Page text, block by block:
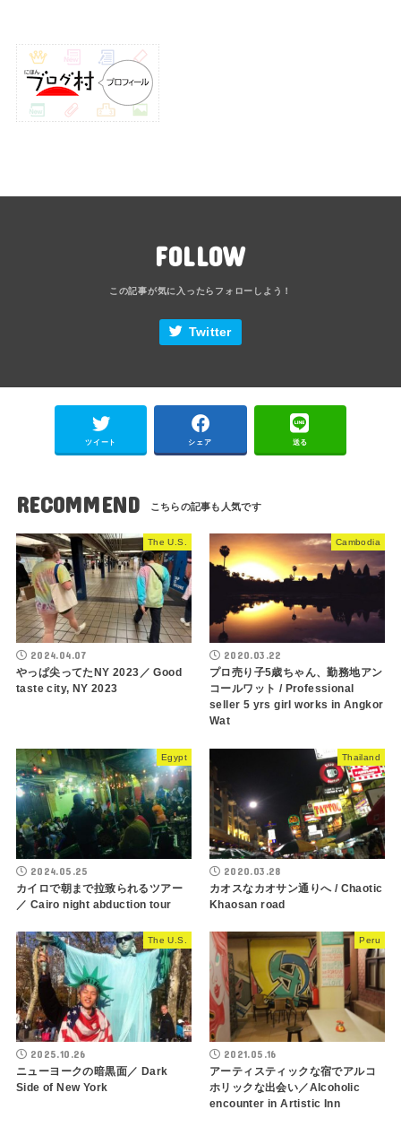
FOLLOW
Twitter
ツイート シェア 送る
RECOMMEND
The U.S.
2024.04.07
やっぱ尖ってたNY 2023／ Good
taste city, NY 2023
Cambodia
2020.03.22
プロ売り子5歳ちゃん、勤務地アン
コールワット / Professional
seller 5 yrs girl works in Angkor
Wat
Egypt
2024.05.25
カイロで朝まで拉致られるツアー
／ Cairo night abduction tour
Thailand
2020.03.28
カオスなカオサン通りへ / Chaotic
Khaosan road
The U.S.
2025.10.26
ニューヨークの暗黒面／ Dark
Side of New York
Peru
2021.05.16
アーティスティックな宿でアルコ
ホリックな出会い／Alcoholic
encounter in Artistic Inn